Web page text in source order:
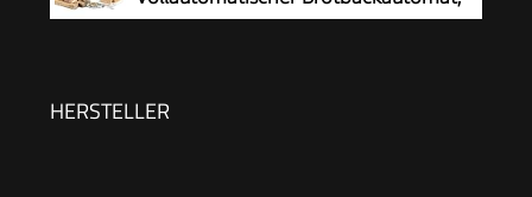
Temperatursensoren, 13-Stunden-Zeitvorwahl,
HERSTELLER